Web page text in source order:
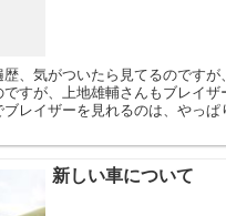
、気がついたら見てるのですが
すが、上地雄輔さんもブレイザ
レイザーを見れるのは、やっぱ
新しい車について